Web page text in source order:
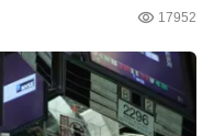
17952